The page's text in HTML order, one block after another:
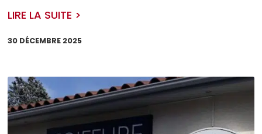
LIRE LA SUITE >
30 DÉCEMBRE 2025